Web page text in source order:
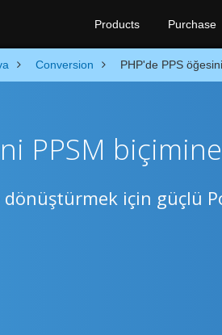
Products Purchase
Conversion PHP'de PPS
PPSM
dönüştürmek için güçlü